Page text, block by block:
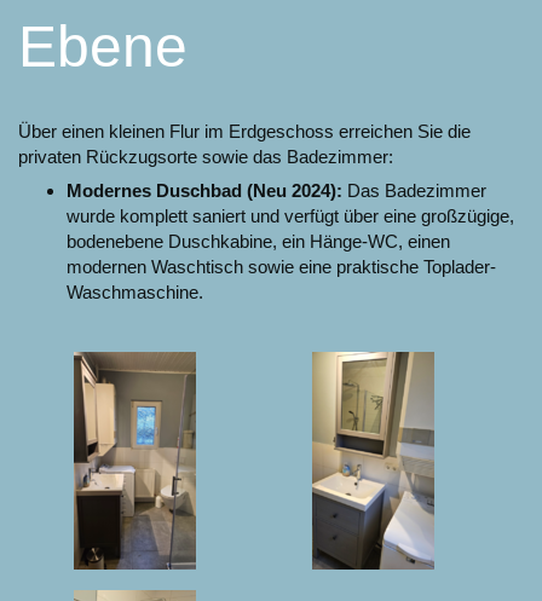
Ebene
Über einen kleinen Flur im Erdgeschoss erreichen Sie die
privaten Rückzugsorte sowie das Badezimmer:
Modernes Duschbad (Neu 2024): Das Badezimmer
wurde komplett saniert und verfügt über eine großzügige,
bodenebene Duschkabine, ein Hänge-WC, einen
modernen Waschtisch sowie eine praktische Toplader-
Waschmaschine.